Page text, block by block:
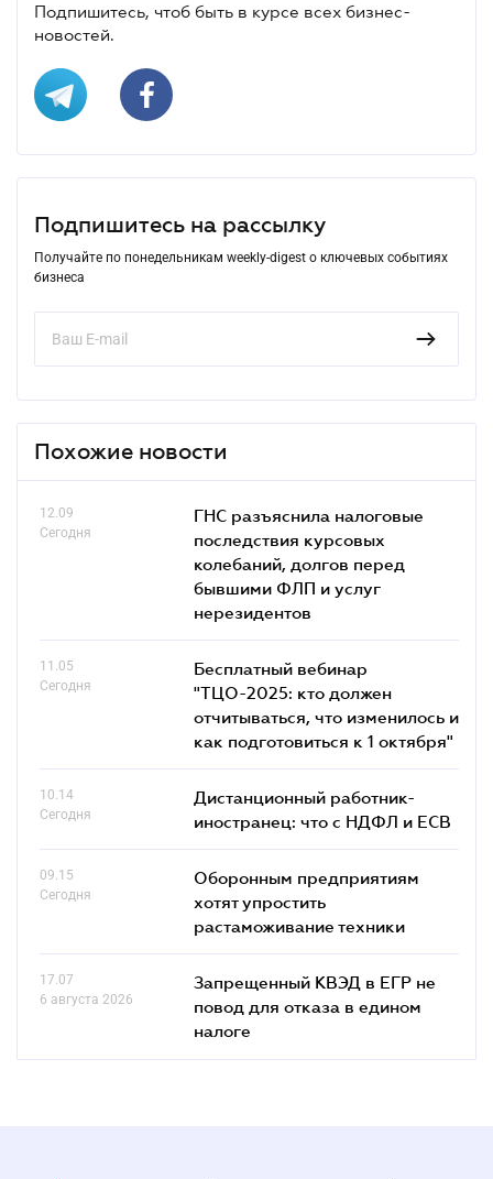
Подпишитесь, чтоб быть в курсе всех бизнес-
новостей.
Подпишитесь на рассылку
Получайте по понедельникам weekly-digest о ключевых событиях
бизнеса
Похожие новости
12.09
Сегодня
ГНС разъяснила налоговые
последствия курсовых
колебаний, долгов перед
бывшими ФЛП и услуг
нерезидентов
11.05
Сегодня
Бесплатный вебинар
"ТЦО-2025: кто должен
отчитываться, что изменилось и
как подготовиться к 1 октября"
10.14
Сегодня
Дистанционный работник-
иностранец: что с НДФЛ и ЕСВ
09.15
Сегодня
Оборонным предприятиям
хотят упростить
растаможивание техники
17.07
6 августа 2026
Запрещенный КВЭД в ЕГР не
повод для отказа в едином
налоге